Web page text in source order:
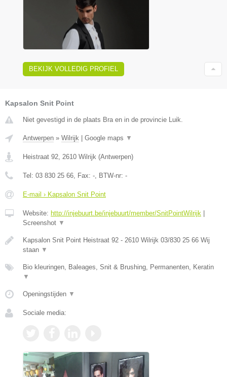
BEKIJK VOLLEDIG PROFIEL
Kapsalon Snit Point
Niet gevestigd in de plaats Bra en in de provincie Luik.
Antwerpen » Wilrijk | Google maps ▼
Heistraat 92 2610 Wilrijk (Antwerpen)
Tel: 03 830 25 66 , Fax: - , BTW-nr: -
E-mail › Kapsalon Snit Point
Website: http://injebuurt.be/injebuurt/member/SnitPointWilrijk |
Screenshot ▼
Kapsalon Snit Point Heistraat 92 - 2610 Wilrijk 03/830 25 66 Wij
staan ▼
Bio kleuringen, Baleages, Snit & Brushing, Permanenten, Keratin
▼
Openingstijden ▼
Sociale media: